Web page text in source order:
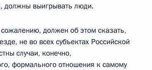
должны выигрывать люди.
сожалению, должен об этом сказать,
не во всех субъектах Российской
случаи, конечно,
формального отношения к самому